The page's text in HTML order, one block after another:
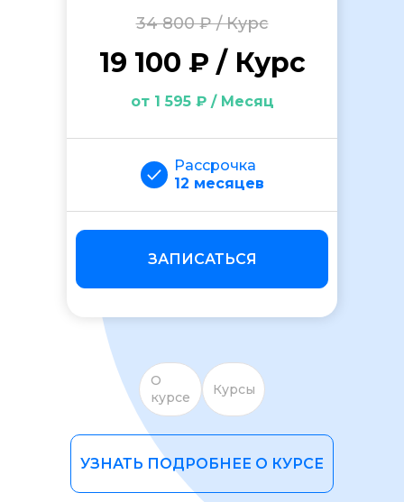
34 800 ₽ / Курс
19 100 ₽ / Курс
от 1 595 ₽ / Месяц
Рассрочка
12 месяцев
ЗАПИСАТЬСЯ
О
курсе
Курсы
УЗНАТЬ ПОДРОБНЕЕ О КУРСЕ
ОСТАВИТЬ ОТЗЫВ